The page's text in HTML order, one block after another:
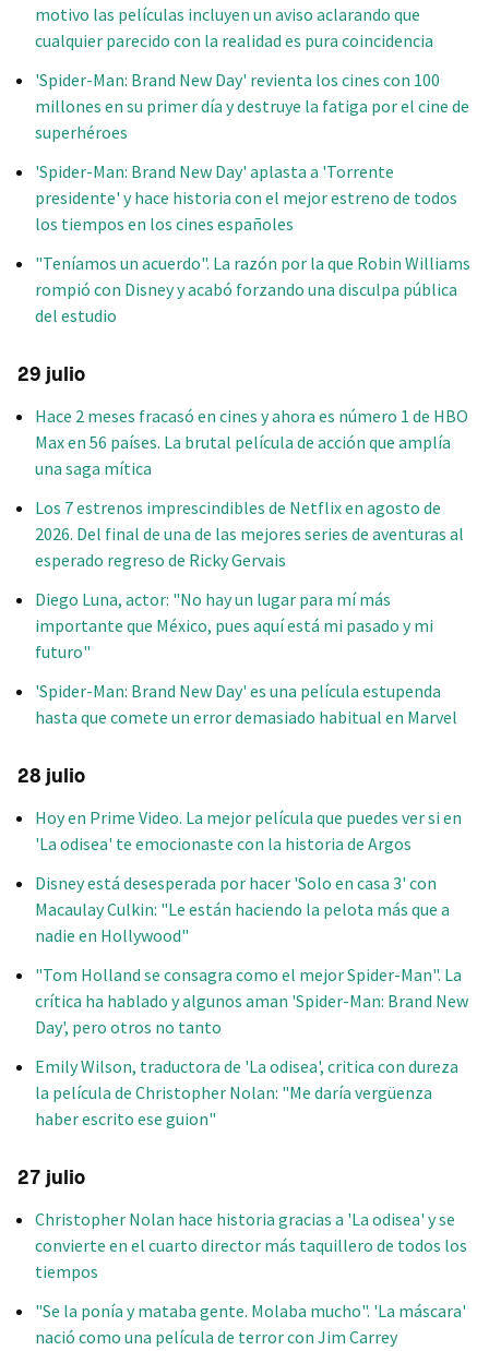
motivo las películas incluyen un aviso aclarando que
cualquier parecido con la realidad es pura coincidencia
'Spider-Man: Brand New Day' revienta los cines con 100
millones en su primer día y destruye la fatiga por el cine de
superhéroes
'Spider-Man: Brand New Day' aplasta a 'Torrente
presidente' y hace historia con el mejor estreno de todos
los tiempos en los cines españoles
"Teníamos un acuerdo". La razón por la que Robin Williams
rompió con Disney y acabó forzando una disculpa pública
del estudio
29 julio
Hace 2 meses fracasó en cines y ahora es número 1 de HBO
Max en 56 países. La brutal película de acción que amplía
una saga mítica
Los 7 estrenos imprescindibles de Netflix en agosto de
2026. Del final de una de las mejores series de aventuras al
esperado regreso de Ricky Gervais
Diego Luna, actor: "No hay un lugar para mí más
importante que México, pues aquí está mi pasado y mi
futuro"
'Spider-Man: Brand New Day' es una película estupenda
hasta que comete un error demasiado habitual en Marvel
28 julio
Hoy en Prime Video. La mejor película que puedes ver si en
'La odisea' te emocionaste con la historia de Argos
Disney está desesperada por hacer 'Solo en casa 3' con
Macaulay Culkin: "Le están haciendo la pelota más que a
nadie en Hollywood"
"Tom Holland se consagra como el mejor Spider-Man". La
crítica ha hablado y algunos aman 'Spider-Man: Brand New
Day', pero otros no tanto
Emily Wilson, traductora de 'La odisea', critica con dureza
la película de Christopher Nolan: "Me daría vergüenza
haber escrito ese guion"
27 julio
Christopher Nolan hace historia gracias a 'La odisea' y se
convierte en el cuarto director más taquillero de todos los
tiempos
"Se la ponía y mataba gente. Molaba mucho". 'La máscara'
nació como una película de terror con Jim Carrey